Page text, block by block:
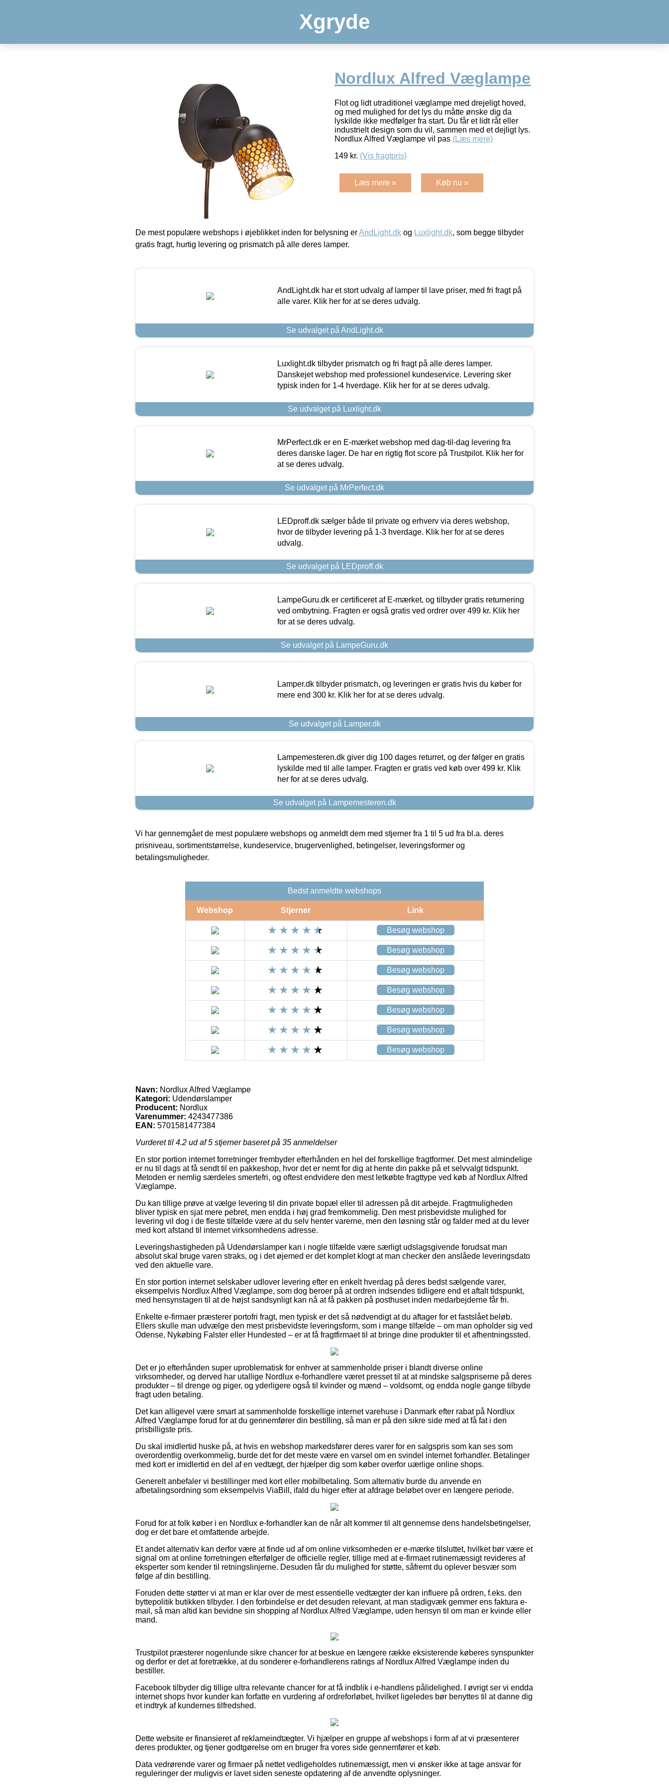
Xgryde
Nordlux Alfred Væglampe
Flot og lidt utraditionel væglampe med drejeligt hoved,
og med mulighed for det lys du måtte ønske dig da
lyskilde ikke medfølger fra start. Du får et lidt råt eller
industrielt design som du vil, sammen med et dejligt lys.
Nordlux Alfred Væglampe vil pas (Læs mere)
149 kr. (Vis fragtpris)
Læs mere » Køb nu »
De mest populære webshops i øjeblikket inden for belysning erAndLight.dk og Luxlight.dk, som begge tilbyder
gratis fragt, hurtig levering og prismatch på alle deres lamper.
AndLight.dk har et stort udvalg af lamper til lave priser, med fri fragt på
alle varer. Klik her for at se deres udvalg.
Se udvalget på AndLight.dk
Luxlight.dk tilbyder prismatch og fri fragt på alle deres lamper.
Danskejet webshop med professionel kundeservice. Levering sker
typisk inden for 1-4 hverdage. Klik her for at se deres udvalg.
Se udvalget på Luxlight.dk
MrPerfect.dk er en E-mærket webshop med dag-til-dag levering fra
deres danske lager. De har en rigtig flot score på Trustpilot. Klik her for
at se deres udvalg.
Se udvalget på MrPerfect.dk
LEDproff.dk sælger både til private og erhverv via deres webshop,
hvor de tilbyder levering på 1-3 hverdage. Klik her for at se deres
udvalg.
Se udvalget på LEDproff.dk
LampeGuru.dk er certificeret af E-mærket, og tilbyder gratis returnering
ved ombytning. Fragten er også gratis ved ordrer over 499 kr. Klik her
for at se deres udvalg.
Se udvalget på LampeGuru.dk
Lamper.dk tilbyder prismatch, og leveringen er gratis hvis du køber for
mere end 300 kr. Klik her for at se deres udvalg.
Se udvalget på Lamper.dk
Lampemesteren.dk giver dig 100 dages returret, og der følger en gratis
lyskilde med til alle lamper. Fragten er gratis ved køb over 499 kr. Klik
her for at se deres udvalg.
Se udvalget på Lampemesteren.dk
Vi har gennemgået de mest populære webshops og anmeldt dem med stjerner fra 1 til 5 ud fra bl.a. deres
prisniveau, sortimentstørrelse, kundeservice, brugervenlighed, betingelser, leveringsformer og
betalingsmuligheder.
Bedst anmeldte webshops
Webshop Stjerner Link
Besøg webshop
Besøg webshop
Besøg webshop
Besøg webshop
Besøg webshop
Besøg webshop
Besøg webshop
Navn: Nordlux Alfred Væglampe
Kategori: Udendørslamper
Producent: Nordlux
Varenummer: 4243477386
EAN: 5701581477384
Vurderet til 4.2 ud af 5 stjerner baseret på 35 anmeldelser
En stor portion internet forretninger frembyder efterhånden en hel del forskellige fragtformer. Det mest almindelige
er nu til dags at få sendt til en pakkeshop, hvor det er nemt for dig at hente din pakke på et selvvalgt tidspunkt.
Metoden er nemlig særdeles smertefri, og oftest endvidere den mest letkøbte fragttype ved køb af Nordlux Alfred
Væglampe.
Du kan tillige prøve at vælge levering til din private bopæl eller til adressen på dit arbejde. Fragtmuligheden
bliver typisk en sjat mere pebret, men endda i høj grad fremkommelig. Den mest prisbevidste mulighed for
levering vil dog i de fleste tilfælde være at du selv henter varerne, men den løsning står og falder med at du lever
med kort afstand til internet virksomhedens adresse.
Leveringshastigheden på Udendørslamper kan i nogle tilfælde være særligt udslagsgivende forudsat man
absolut skal bruge varen straks, og i det øjemed er det komplet klogt at man checker den anslåede leveringsdato
ved den aktuelle vare.
En stor portion internet selskaber udlover levering efter en enkelt hverdag på deres bedst sælgende varer,
eksempelvis Nordlux Alfred Væglampe, som dog beroer på at ordren indsendes tidligere end et aftalt tidspunkt,
med hensynstagen til at de højst sandsynligt kan nå at få pakken på posthuset inden medarbejderne får fri.
Enkelte e-firmaer præsterer portofri fragt, men typisk er det så nødvendigt at du aftager for et fastslået beløb.
Ellers skulle man udvælge den mest prisbevidste leveringsform, som i mange tilfælde – om man opholder sig ved
Odense, Nykøbing Falster eller Hundested – er at få fragtfirmaet til at bringe dine produkter til et afhentningssted.
Det er jo efterhånden super uproblematisk for enhver at sammenholde priser i blandt diverse online
virksomheder, og derved har utallige Nordlux e-forhandlere været presset til at at mindske salgspriserne på deres
produkter – til drenge og piger, og yderligere også til kvinder og mænd – voldsomt, og endda nogle gange tilbyde
fragt uden betaling.
Det kan alligevel være smart at sammenholde forskellige internet varehuse i Danmark efter rabat på Nordlux
Alfred Væglampe forud for at du gennemfører din bestilling, så man er på den sikre side med at få fat i den
prisbilligste pris.
Du skal imidlertid huske på, at hvis en webshop markedsfører deres varer for en salgspris som kan ses som
overordentlig overkommelig, burde det for det meste være en varsel om en svindel internet forhandler. Betalinger
med kort er imidlertid en del af en vedtægt, der hjælper dig som køber overfor uærlige online shops.
Generelt anbefaler vi bestillinger med kort eller mobilbetaling. Som alternativ burde du anvende en
afbetalingsordning som eksempelvis ViaBill, ifald du higer efter at afdrage beløbet over en længere periode.
Forud for at folk køber i en Nordlux e-forhandler kan de når alt kommer til alt gennemse dens handelsbetingelser,
dog er det bare et omfattende arbejde.
Et andet alternativ kan derfor være at finde ud af om online virksomheden er e-mærke tilsluttet, hvilket bør være et
signal om at online forretningen efterfølger de officielle regler, tillige med at e-firmaet rutinemæssigt revideres af
eksperter som kender til retningslinjerne. Desuden får du mulighed for støtte, såfremt du oplever besvær som
følge af din bestilling.
Foruden dette støtter vi at man er klar over de mest essentielle vedtægter der kan influere på ordren, f.eks. den
byttepolitik butikken tilbyder. I den forbindelse er det desuden relevant, at man stadigvæk gemmer ens faktura e-
mail, så man altid kan bevidne sin shopping af Nordlux Alfred Væglampe, uden hensyn til om man er kvinde eller
mand.
Trustpilot præsterer nogenlunde sikre chancer for at beskue en længere række eksisterende køberes synspunkter
og derfor er det at foretrække, at du sonderer e-forhandlerens ratings af Nordlux Alfred Væglampe inden du
bestiller.
Facebook tilbyder dig tillige ultra relevante chancer for at få indblik i e-handlens pålidelighed. I øvrigt ser vi endda
internet shops hvor kunder kan forfatte en vurdering af ordreforløbet, hvilket ligeledes bør benyttes til at danne dig
et indtryk af kundernes tilfredshed.
Dette website er finansieret af reklameindtægter. Vi hjælper en gruppe af webshops i form af at vi præsenterer
deres produkter, og tjener godtgørelse om en bruger fra vores side gennemfører et køb.
Data vedrørende varer og firmaer på nettet vedligeholdes rutinemæssigt, men vi ønsker ikke at tage ansvar for
reguleringer der muligvis er lavet siden seneste opdatering af de anvendte oplysninger.